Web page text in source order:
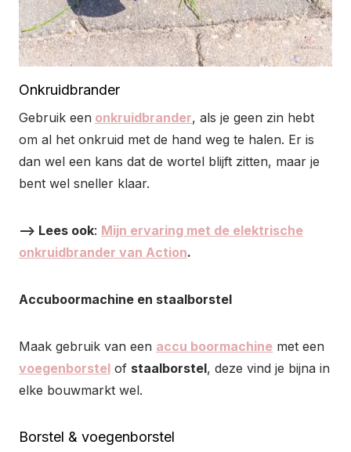
Onkruidbrander
Gebruik een onkruidbrander, als je geen zin hebt
om al het onkruid met de hand weg te halen. Er is
dan wel een kans dat de wortel blijft zitten, maar je
bent wel sneller klaar.
–> Lees ook: Mijn ervaring met de elektrische
onkruidbrander van Action.
Accuboormachine en staalborstel
Maak gebruik van een accu boormachine met een
voegenborstel of staalborstel, deze vind je bijna in
elke bouwmarkt wel.
Borstel & voegenborstel